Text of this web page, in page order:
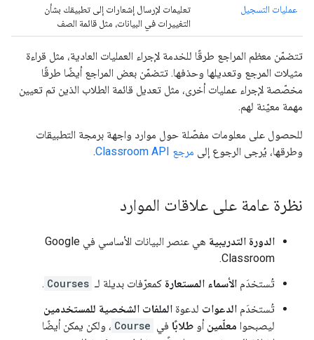
عمليات التسجيل
تعليمات لإرسال إشعارات إلى تطبيقك بشأن
التغييرات في البيانات، مثل قائمة الصف
تتضمّن معظم المراجع طرقًا للخدمة لإجراء العمليات العادية، مثل قراءة
مثيلات المرجع وتعديلها وحذفها. تتضمّن بعض المراجع أيضًا طرقًا
مخصّصة لإجراء عمليات أخرى، مثل تعديل قائمة الطلاب الذين تم تعيين
مهمة معيّنة لهم.
للحصول على معلومات مفصّلة حول موارد واجهة برمجة التطبيقات
وطرقها، يُرجى الرجوع إلى مرجع Classroom API .
نظرة عامة على علاقات الموارد
الدورة التدريبية
هي عنصر البيانات الأساسي في Google
Classroom.
تُستخدَم الأسماء المستعارة كمعرّفات بديلة لـ Courses
.
تُستخدَم الدعوات لدعوة الملفات الشخصية للمستخدمين
ليصبحوا معلّمين أو طلابًا في Course ، ولكن يمكن أيضًا